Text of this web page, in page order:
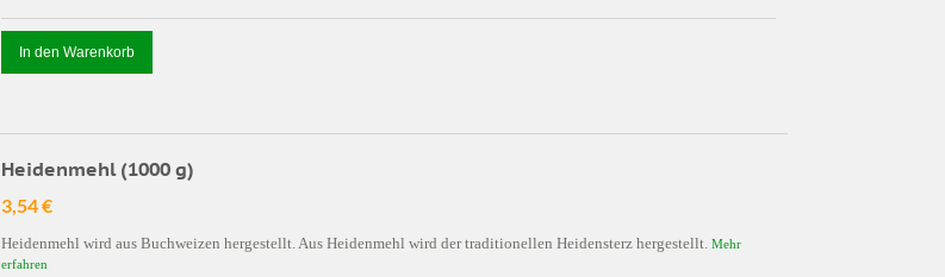
In den Warenkorb
Heidenmehl (1000 g)
3,54 €
Heidenmehl wird aus Buchweizen hergestellt. Aus Heidenmehl wird der traditionellen Heidensterz hergestellt. Mehr
erfahren